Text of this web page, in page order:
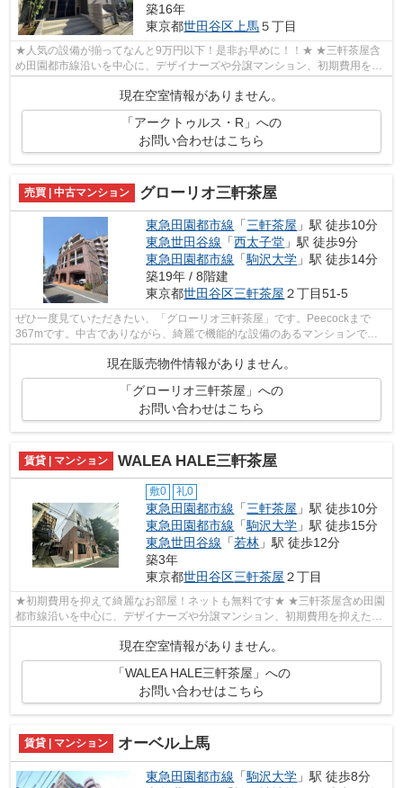
築16年
東京都世田谷区 上馬５丁目
★人気の設備が揃ってなんと9万円以下！是非お早めに！！★ ★三軒茶屋含
め田園都市線沿いを中心に、デザイナーズや分譲マンション、初期費用を抑
現在空室情報がありません。
「アークトゥルス・R」への
お問い合わせはこちら
売買 | 中古マンション グローリオ三軒茶屋
東急田園都市線 「三軒茶屋 」駅 徒歩10分
東急世田谷線 「西太子堂 」駅 徒歩9分
東急田園都市線 「駒沢大学 」駅 徒歩14分
築19年 / 8階建
東京都世田谷区三軒茶屋 ２丁目51-5
ぜひ一度見ていただきたい、「グローリオ三軒茶屋」です。Peecockまで
367mです。中古でありながら、綺麗で機能的な設備のあるマンションで
す。こちらは利便性の高いエレベーター付きの...
現在販売物件情報がありません。
「グローリオ三軒茶屋」への
お問い合わせはこちら
賃貸 | マンション WALEA HALE三軒茶屋
敷0 礼0
東急田園都市線 「三軒茶屋 」駅 徒歩10分
東急田園都市線 「駒沢大学 」駅 徒歩15分
東急世田谷線 「若林 」駅 徒歩12分
築3年
東京都世田谷区三軒茶屋 ２丁目
★初期費用を抑えて綺麗なお部屋！ネットも無料です★ ★三軒茶屋含め田園
都市線沿いを中心に、デザイナーズや分譲マンション、初期費用を抑えた部
現在空室情報がありません。
「WALEA HALE三軒茶屋」への
お問い合わせはこちら
賃貸 | マンション オーベル上馬
東急田園都市線 「駒沢大学 」駅 徒歩8分